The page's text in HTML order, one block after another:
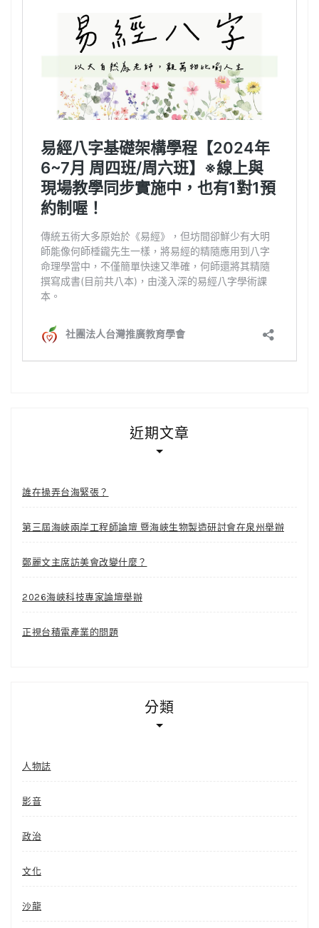
近期文章
誰在操弄台海緊張？
第三屆海峽兩岸工程師論壇 暨海峽生物製造研討會在泉州舉辦
鄭麗文主席訪美會改變什麼？
2026海峽科技專家論壇舉辦
正視台積電產業的問題
分類
人物誌
影音
政治
文化
沙龍